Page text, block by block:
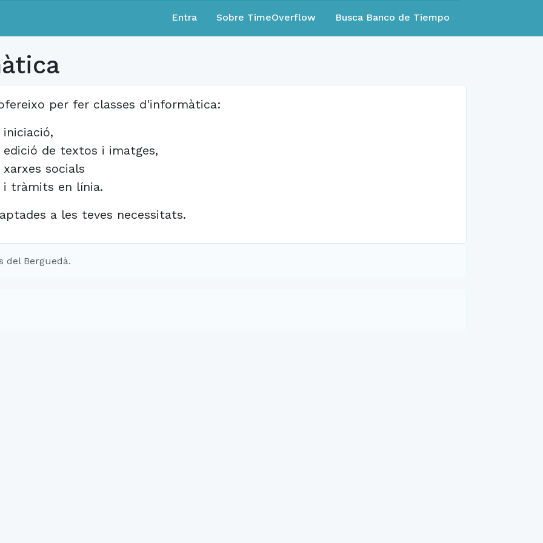
Entra Sobre TimeOverflow Busca Banco de Tiempo
per fer classes d'informàtica:
iniciació,
edició de textos i imatges,
xarxes socials
i tràmits en línia.
a les teves necessitats.
del Berguedà.